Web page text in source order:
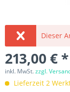
Dieser
213,00 € *
inkl. MwSt.zzgl.
Lieferzeit 2